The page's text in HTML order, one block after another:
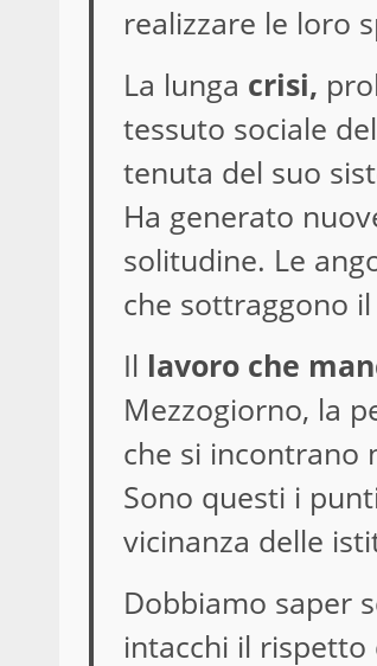
realizzare le loro
La lunga crisi,
tessuto sociale
tenuta del suo
Ha generato
solitudine. Le
che sottraggono
Il lavoro che
Mezzogiorno, la
che si incontrano
Sono questi i
vicinanza delle
Dobbiamo saper
intacchi il